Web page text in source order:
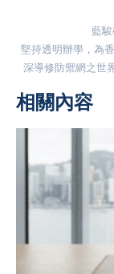
藍駿
堅持透明辦學，為
深導修防禦網之世
相關內容